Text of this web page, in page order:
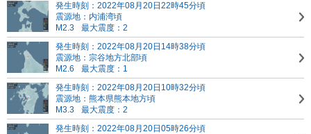
発生時刻：2022年08月20日22時45分頃
震源地：内浦湾頃
M2.3
最大震度：2
発生時刻：2022年08月20日14時38分頃
震源地：宗谷地方北部頃
M2.6
最大震度：1
発生時刻：2022年08月20日10時32分頃
震源地：熊本県熊本地方頃
M3.3
最大震度：2
発生時刻：2022年08月20日05時26分頃